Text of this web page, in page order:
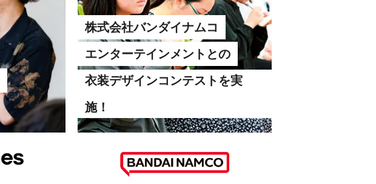
株式会社バンダイナムコ
エンターテインメントとの
衣装デザインコンテストを実
施！